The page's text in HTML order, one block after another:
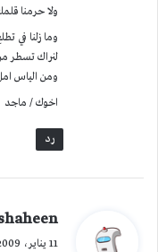
ولا حرمنا
وما زلنا في
لنراك تسطر
ومن الياس
اخوك / ماجد
رد
ي
11 يناير، 2009 الساعة 8:50 م